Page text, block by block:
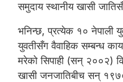
समुदाय स्थानीय खासी
भनिन्छ, प्रत्येक १० नेपाली
युवतीसँग वैवाहिक सम्बन्ध
मरेको सिपाही (सन् २००२)
खासी जनजातिबीच सन्